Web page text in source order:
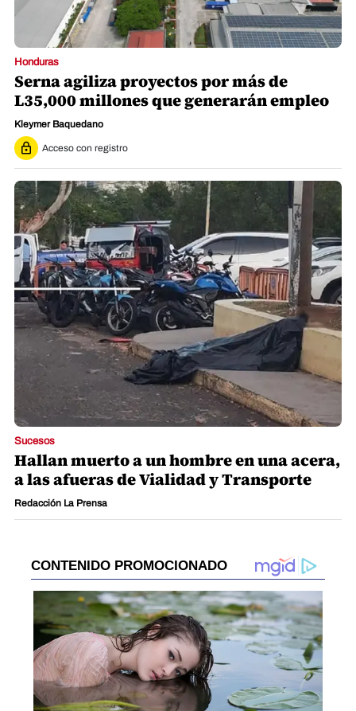
Honduras
Serna agiliza proyectos por más de
L35,000 millones que generarán empleo
Kleymer Baquedano
Acceso con registro
Sucesos
Hallan muerto a un hombre en una acera,
a las afueras de Vialidad y Transporte
Redacción La Prensa